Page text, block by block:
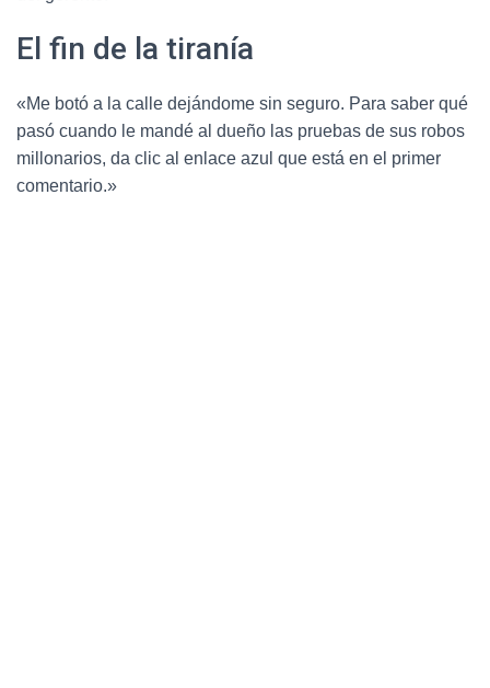
El fin de la tiranía
«Me botó a la calle dejándome sin seguro. Para saber qué
pasó cuando le mandé al dueño las pruebas de sus robos
millonarios, da clic al enlace azul que está en el primer
comentario.»